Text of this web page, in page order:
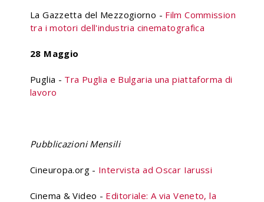
La Gazzetta del Mezzogiorno - Film Commission
tra i motori dell'industria cinematografica
28 Maggio
Puglia - Tra Puglia e Bulgaria una piattaforma di
lavoro
Pubblicazioni Mensili
Cineuropa.org - Intervista ad Oscar Iarussi
Cinema & Video - Editoriale: A via Veneto, la